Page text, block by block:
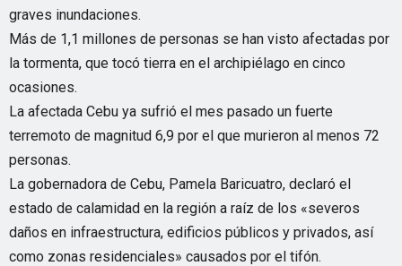
graves inundaciones.
Más de 1,1 millones de personas se han visto afectadas por
la tormenta, que tocó tierra en el archipiélago en cinco
ocasiones.
La afectada Cebu ya sufrió el mes pasado un fuerte
terremoto de magnitud 6,9 por el que murieron al menos 72
personas.
La gobernadora de Cebu, Pamela Baricuatro, declaró el
estado de calamidad en la región a raíz de los «severos
daños en infraestructura, edificios públicos y privados, así
como zonas residenciales» causados por el tifón.